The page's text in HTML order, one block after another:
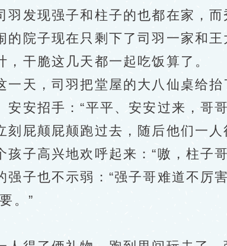
现强子和柱子的也都在家，而
的院子现在只剩下了司羽一家和王
干脆这几天都一起吃饭算了。
，司羽把堂屋的大八仙桌给抬
安安招手：“平平、安安过来，哥
颠屁颠跑过去，随后他们一人
孩子高兴地欢呼起来：“嗷，柱子
也不示弱：“强子哥难道不厉害
。”